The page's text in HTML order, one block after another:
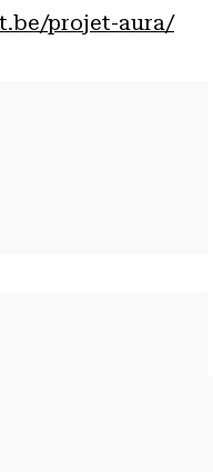
projet-aura/